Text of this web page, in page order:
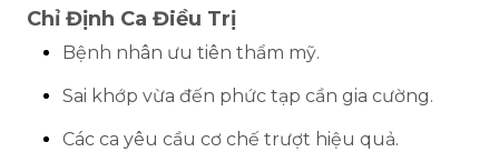
Chỉ Định Ca Điều Trị
Bệnh nhân ưu tiên thẩm mỹ.
Sai khớp vừa đến phức tạp cần gia cường.
Các ca yêu cầu cơ chế trượt hiệu quả.